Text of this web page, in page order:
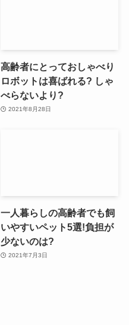
高齢者にとっておしゃべり
ロボットは喜ばれる? しゃ
べらないより?
2021年8月28日
一人暮らしの高齢者でも飼
いやすいペット5選!負担が
少ないのは?
2021年7月3日